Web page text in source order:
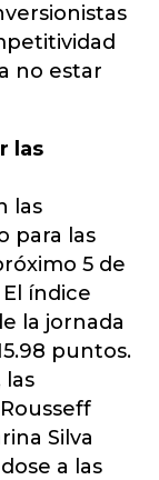
no estar
las
las
para las
5 de
índice
la jornada
puntos.
las
Silva
a las